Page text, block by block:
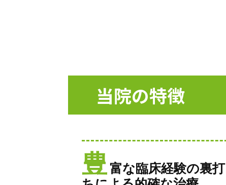
当院の特徴
豊 富な臨床経験の裏打